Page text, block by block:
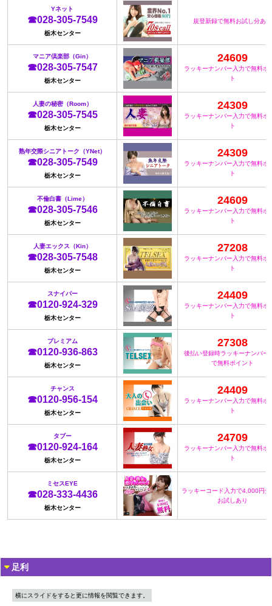
Yネット
☎028-305-7549
栃木センター
規登新録で無料お試し分あり
マニア倶楽部（Gin）
☎028-305-7547
栃木センター
24609
ラッキーナンバー入力で無料ポ
ト
人妻の秘密（Room）
☎028-305-7545
栃木センター
24309
ラッキーナンバー入力で無料ポ
ト
熟年交際シニアトーク（YNet）
☎028-305-7549
栃木センター
24309
ラッキーナンバー入力で無料ポ
ト
不倫白書（Lime）
☎028-305-7546
栃木センター
24609
ラッキーナンバー入力で無料ポ
ト
人妻エックス（Kin）
☎028-305-7548
栃木センター
27208
ラッキーナンバー入力で無料ポ
ト
スナイパー
☎0120-924-329
栃木センター
24409
ラッキーナンバー入力で無料ポ
ト
プレミアム
☎0120-936-863
栃木センター
27308
後払い登録時ラッキーナンバー
で無料ポイント
チャンス
☎0120-956-154
栃木センター
24409
ラッキーナンバー入力で無料ポ
ト
タブー
☎0120-924-164
栃木センター
24709
ラッキーナンバー入力で無料ポ
ト
ミセスEYE
☎028-333-4436
栃木センター
ラッキーコード入力で4,000円分
お試しあり
足利
横にスライドをすると更に情報を閲覧できます。